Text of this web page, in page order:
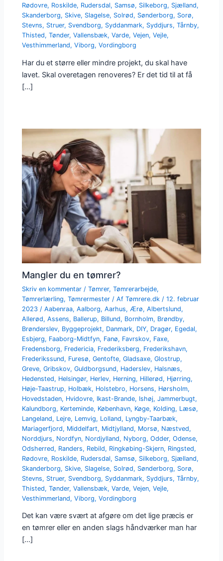
Rødovre, Roskilde, Rudersdal, Samsø, Silkeborg, Sjælland,
Skanderborg, Skive, Slagelse, Solrød, Sønderborg, Sorø,
Stevns, Struer, Svendborg, Syddanmark, Syddjurs,Tårnby,
Thisted,Tønder,Vallensbæk,Varde,Vejen,Vejle,
Vesthimmerland,Viborg,Vordingborg
Har du et større eller mindre projekt, du skal have
lavet. Skal overetagen renoveres? Er det tid til at få
[…]
Mangler du en tømrer?
Skriv en kommentar /Tømrer,Tømrerarbejde,
Tømrerlærling,Tømrermester / AfTømrere.dk /12. februar
2023 /Aabenraa,Aalborg,Aarhus, Ærø,Albertslund,
Allerød,Assens, Ballerup, Billund, Bornholm, Brøndby,
Brønderslev, Byggeprojekt, Danmark, DIY, Dragør, Egedal,
Esbjerg, Faaborg-Midtfyn, Fanø, Favrskov, Faxe,
Fredensborg, Fredericia, Frederiksberg, Frederikshavn,
Frederikssund, Furesø,Gentofte,Gladsaxe,Glostrup,
Greve,Gribskov,Guldborgsund, Haderslev, Halsnæs,
Hedensted, Helsingør, Herlev, Herning, Hillerød, Hjørring,
Høje-Taastrup, Holbæk, Holstebro, Horsens, Hørsholm,
Hovedstaden, Hvidovre, Ikast-Brande, Ishøj,Jammerbugt,
Kalundborg, Kerteminde, København, Køge, Kolding, Læsø,
Langeland, Lejre, Lemvig, Lolland, Lyngby-Taarbæk,
Mariagerfjord, Middelfart, Midtjylland, Morsø, Næstved,
Norddjurs, Nordfyn, Nordjylland, Nyborg,Odder,Odense,
Odsherred, Randers, Rebild, Ringkøbing-Skjern, Ringsted,
Rødovre, Roskilde, Rudersdal, Samsø, Silkeborg, Sjælland,
Skanderborg, Skive, Slagelse, Solrød, Sønderborg, Sorø,
Stevns, Struer, Svendborg, Syddanmark, Syddjurs,Tårnby,
Thisted,Tønder,Vallensbæk,Varde,Vejen,Vejle,
Vesthimmerland,Viborg,Vordingborg
Det kan være svært at afgøre om det lige præcis er
en tømrer eller en anden slags håndværker man har
[…]